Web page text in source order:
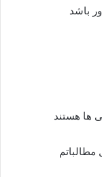
باشد
ها هستند
مطالباتم